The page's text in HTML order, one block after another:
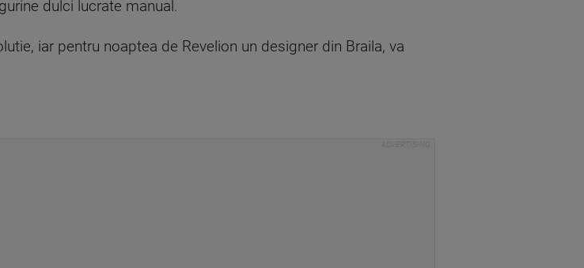
dulci lucrate manual.
iar pentru noaptea de Revelion un designer din Braila, va